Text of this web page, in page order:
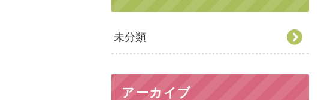
未分類
アーカイブ